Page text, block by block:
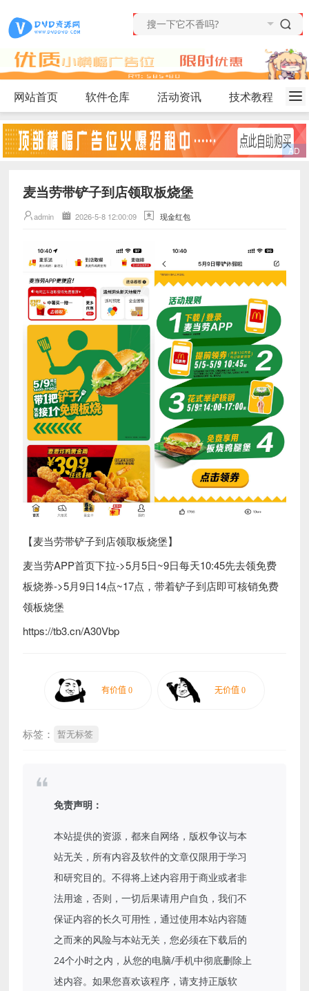
网站首页 软件仓库 活动资讯 技术教程
麦当劳带铲子到店领取板烧堡
admin 2026-5-8 12:00:09 现金红包
【麦当劳带铲子到店领取板烧堡】
麦当劳APP首页下拉->5月5日~9日每天10:45先去领免费
板烧券->5月9日14点~17点，带着铲子到店即可核销免费
领板烧堡
https://tb3.cn/A30Vbp
标签： 暂无标签
免责声明：
本站提供的资源，都来自网络，版权争议与本
站无关，所有内容及软件的文章仅限用于学习
和研究目的。不得将上述内容用于商业或者非
法用途，否则，一切后果请用户自负，我们不
保证内容的长久可用性，通过使用本站内容随
之而来的风险与本站无关，您必须在下载后的
24个小时之内，从您的电脑/手机中彻底删除上
述内容。如果您喜欢该程序，请支持正版软